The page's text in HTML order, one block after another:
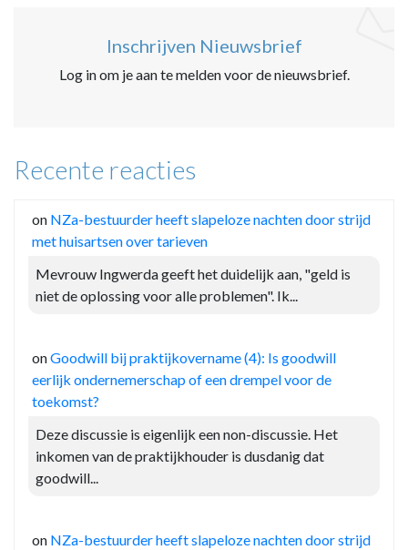
Inschrijven Nieuwsbrief
Log in om je aan te melden voor de nieuwsbrief.
Recente reacties
on NZa-bestuurder heeft slapeloze nachten door strijd
met huisartsen over tarieven
Mevrouw Ingwerda geeft het duidelijk aan, "geld is
niet de oplossing voor alle problemen". Ik...
onGoodwill bij praktijkovername (4): Is goodwill
eerlijk ondernemerschap of een drempel voor de
toekomst?
Deze discussie is eigenlijk een non-discussie. Het
inkomen van de praktijkhouder is dusdanig dat
goodwill...
on NZa-bestuurder heeft slapeloze nachten door strijd